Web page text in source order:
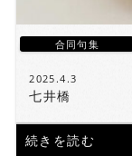
合同句集
2025.4.3
七井橋
続きを読む